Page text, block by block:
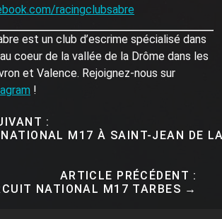
racingclubsabre
est un club d’escrime spécialisé dans
coeur de la vallée de la Drôme dans les
et Valence. Rejoignez-nous sur
!
:
M17 À SAINT-JEAN DE
ARTICLE PRÉCÉDENT :
NATIONAL M17 TARBES →